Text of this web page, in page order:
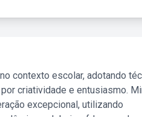
contexto escolar, adotando
criatividade e entusiasmo.
excepcional, utilizando